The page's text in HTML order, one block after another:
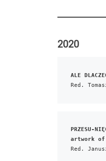
2020
ALE
Red.
PRZESU-
artwork
Red.